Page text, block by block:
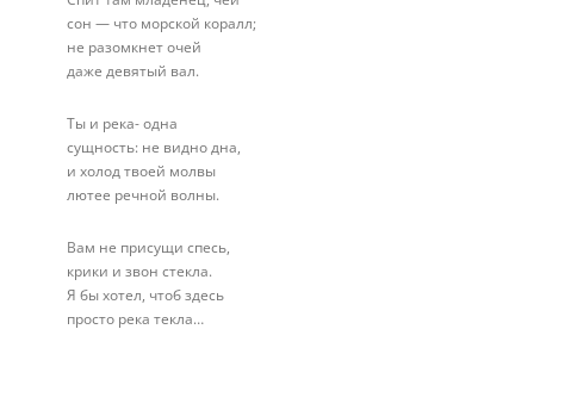
сон — что морской коралл;
не разомкнет очей
даже девятый вал.
Ты и река- одна
сущность: не видно дна,
и холод твоей молвы
лютее речной волны.
Вам не присущи спесь,
крики и звон стекла.
Я бы хотел, чтоб здесь
просто река текла…